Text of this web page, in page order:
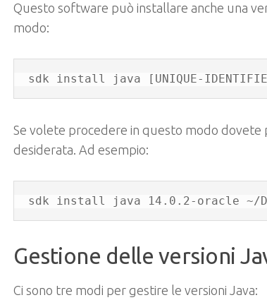
Questo software può installare anche una
modo:
sdk install java [UNIQUE-
Se volete procedere in questo modo dovete
desiderata. Ad esempio:
sdk install java 14.0.2-oracle ~/
Gestione delle versioni
Ci sono tre modi per gestire le versioni Java: